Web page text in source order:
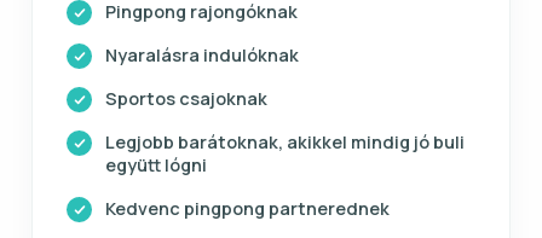
Pingpong rajongóknak
Nyaralásra indulóknak
Sportos csajoknak
Legjobb barátoknak, akikkel mindig jó buli
együtt lógni
Kedvenc pingpong partnerednek